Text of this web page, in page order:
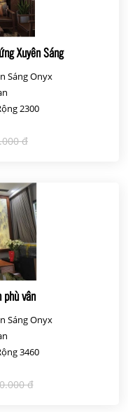
Xuyên Sáng
Sáng Onyx
2300
đ
phù vân
Sáng Onyx
3460
đ